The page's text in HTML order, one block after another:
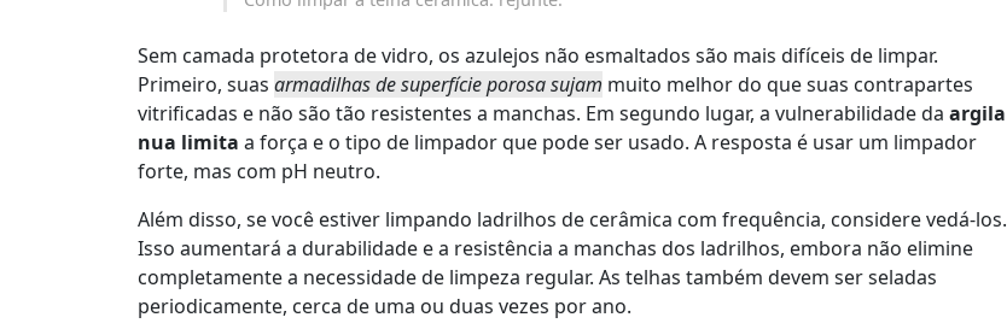
Sem camada protetora de vidro, os azulejos não esmaltados são mais difíceis de limpar.
Primeiro, suas armadilhas de superfície porosa sujam muito melhor do que suas contrapartes
vitrificadas e não são tão resistentes a manchas. Em segundo lugar, a vulnerabilidade da argila
nua limita a força e o tipo de limpador que pode ser usado. A resposta é usar um limpador
forte, mas com pH neutro.
Além disso, se você estiver limpando ladrilhos de cerâmica com frequência, considere vedá-los.
Isso aumentará a durabilidade e a resistência a manchas dos ladrilhos, embora não elimine
completamente a necessidade de limpeza regular. As telhas também devem ser seladas
periodicamente, cerca de uma ou duas vezes por ano.